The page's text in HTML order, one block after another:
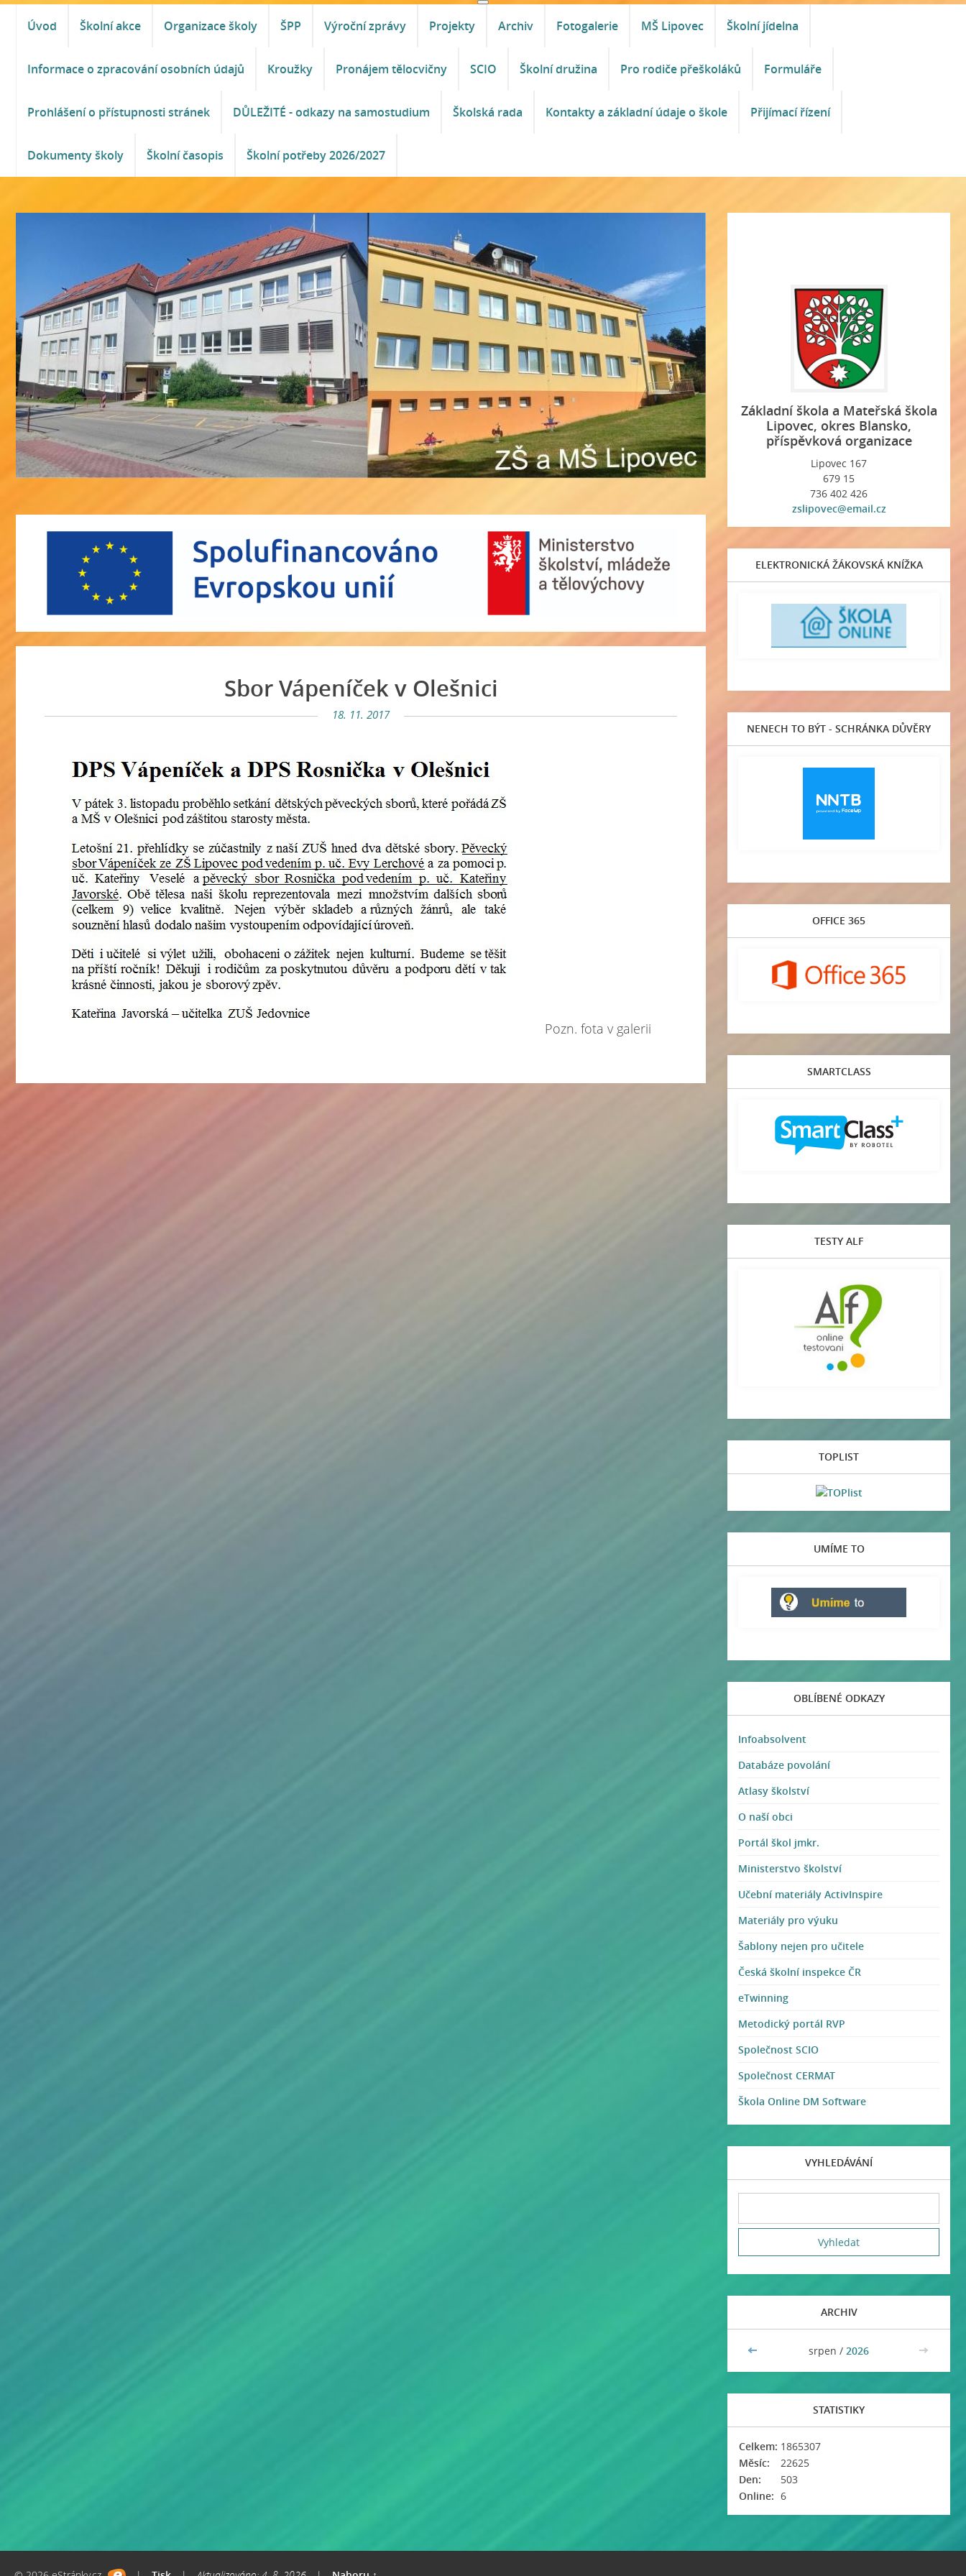
Úvod Školní akce Organizace školy ŠPP Výroční zprávy Projekty Archiv Fotogalerie MŠ Lipovec Školní jídelna
Informace o zpracování osobních údajů Kroužky Pronájem tělocvičny SCIO Školní družina Pro rodiče přeškoláků Formuláře
Prohlášení o přístupnosti stránek DŮLEŽITÉ - odkazy na samostudium Školská rada Kontakty a základní údaje o škole Přijímací řízení
Dokumenty školy Školní časopis Školní potřeby 2026/2027
Sbor Vápeníček v Olešnici
18. 11. 2017
Pozn. fota v galerii
Základní škola a Mateřská škola
Lipovec, okres Blansko,
příspěvková organizace
Lipovec 167
679 15
736 402 426
zslipovec@email.cz
ELEKTRONICKÁ ŽÁKOVSKÁ KNÍŽKA
NENECH TO BÝT - SCHRÁNKA DŮVĚRY
OFFICE 365
SMARTCLASS
TESTY ALF
TOPLIST
UMÍME TO
OBLÍBENÉ ODKAZY
Infoabsolvent
Databáze povolání
Atlasy školství
O naší obci
Portál škol jmkr.
Ministerstvo školství
Učební materiály ActivInspire
Materiály pro výuku
Šablony nejen pro učitele
Česká školní inspekce ČR
eTwinning
Metodický portál RVP
Společnost SCIO
Společnost CERMAT
Škola Online DM Software
VYHLEDÁVÁNÍ
ARCHIV
<< srpen / 2026 >>
STATISTIKY
Online: 6
Celkem: 1865307
Měsíc:
22625
Den:
503